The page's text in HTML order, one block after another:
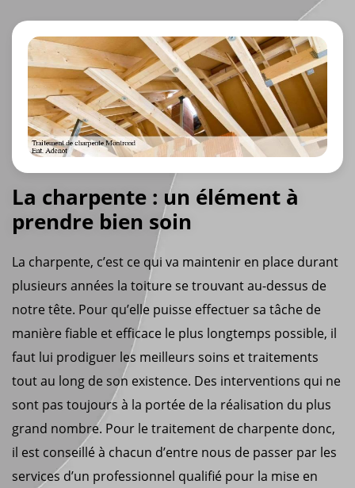
La charpente : un élément à
prendre bien soin
La charpente, c’est ce qui va maintenir en place durant
plusieurs années la toiture se trouvant au-dessus de
notre tête. Pour qu’elle puisse effectuer sa tâche de
manière fiable et efficace le plus longtemps possible, il
faut lui prodiguer les meilleurs soins et traitements
tout au long de son existence. Des interventions qui ne
sont pas toujours à la portée de la réalisation du plus
grand nombre. Pour le traitement de charpente donc,
il est conseillé à chacun d’entre nous de passer par les
services d’un professionnel qualifié pour la mise en